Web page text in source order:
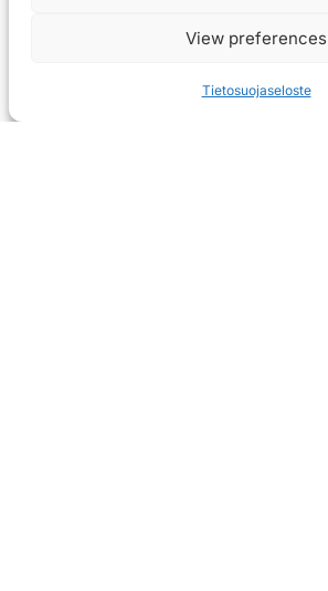
View preferences
Tietosuojaseloste